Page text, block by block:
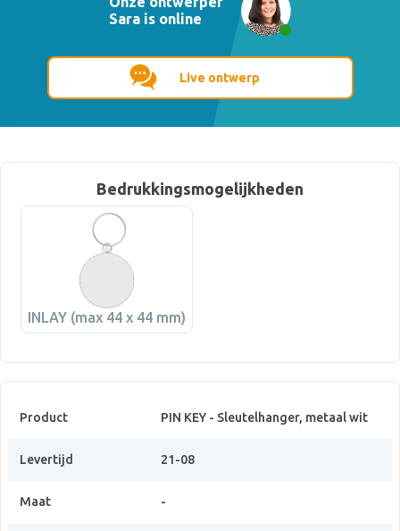
Sara is online
Live ontwerp
Bedrukkingsmogelijkheden
INLAY (max 44 x 44 mm)
Product PIN KEY - Sleutelhanger, metaal wit
Levertijd 21-08
Maat -